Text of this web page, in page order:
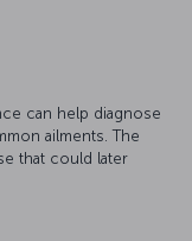
can help diagnose
ailments. The
that could later